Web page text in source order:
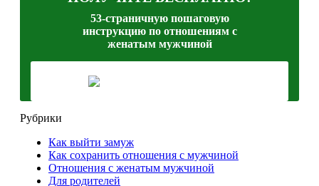
53-страничную пошаговую
инструкцию по отношениям с
женатым мужчиной
Рубрики
Как выйти замуж
Как сохранить отношения с мужчиной
Отношения с женатым мужчиной
Для родителей